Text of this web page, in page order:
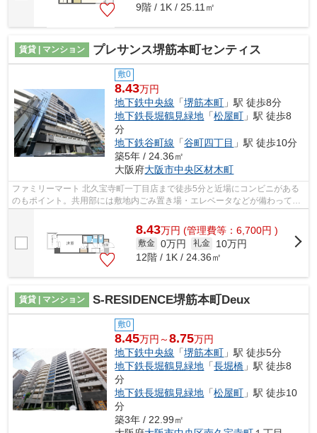
9階 / 1K / 25.11㎡
賃貸 | マンション プレサンス堺筋本町センティス
敷0
8.43万円
地下鉄中央線 「堺筋本町 」駅 徒歩8分
地下鉄長堀鶴見緑地 「松屋町 」駅 徒歩8
分
地下鉄谷町線 「谷町四丁目 」駅 徒歩10分
築5年 / 24.36㎡
大阪府大阪市中央区材木町
ファミリーマート 北久宝寺町一丁目店まで徒歩5分と近場にコンビニがある
のもポイント。共用部には敷地内ごみ置き場・エレベータなどが備わってお
8.43万円 (管理費等：6,700円 )
敷金 0万円 礼金
10万円
12階 / 1K / 24.36㎡
賃貸 | マンション S-RESIDENCE堺筋本町Deux
敷0
8.45万円～8.75万円
地下鉄中央線 「堺筋本町 」駅 徒歩5分
地下鉄長堀鶴見緑地 「長堀橋 」駅 徒歩8
分
地下鉄長堀鶴見緑地 「松屋町 」駅 徒歩10
分
築3年 / 22.99㎡